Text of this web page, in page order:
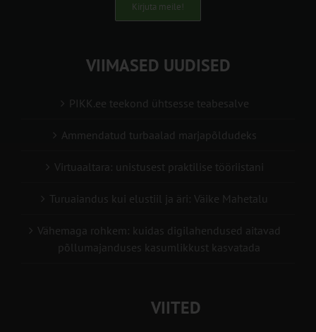
Kirjuta meile!
VIIMASED UUDISED
PIKK.ee teekond ühtsesse teabesalve
Ammendatud turbaalad marjapõldudeks
Virtuaaltara: unistusest praktilise tööriistani
Turuaiandus kui elustiil ja äri: Väike Mahetalu
Vähemaga rohkem: kuidas digilahendused aitavad
põllumajanduses kasumlikkust kasvatada
VIITED